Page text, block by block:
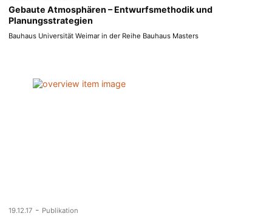
Gebaute Atmosphären – Entwurfsmethodik und
Planungsstrategien
Bauhaus Universität Weimar in der Reihe Bauhaus Masters
19.12.17 - Publikation